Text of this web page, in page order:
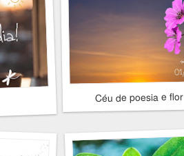
Céu de poesia e flor